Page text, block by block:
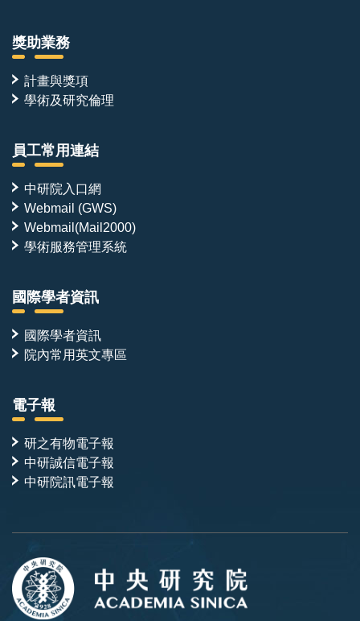
獎助業務
計畫與獎項
學術及研究倫理
員工常用連結
中研院入口網
Webmail (GWS)
Webmail(Mail2000)
學術服務管理系統
國際學者資訊
國際學者資訊
院內常用英文專區
電子報
研之有物電子報
中研誠信電子報
中研院訊電子報